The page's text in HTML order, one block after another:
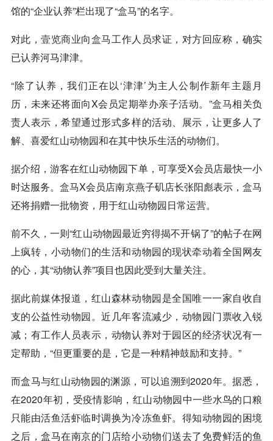
馆的“企业认养”栏出现了“盒马”的名字。
对此，壹览商业向盒马工作人员求证，对方回应称，确实
已认养河马津津。
“除了认养，我们正在以‘津津’为主人公制作新年主题月
历，未来还将面向X会员定期举办亲子活动。”盒马相关负
责人表示，希望通过形式多样的活动、展示，让更多人了
解、喜爱红山动物园和在其中快乐生活的动物们。
据介绍，游客在红山动物园下单，可享受X会员店最快一小
时达服务。盒马X会员店南京燕子矶店长张阳彪表示，盒马
还将捐赠一批物资，用于红山动物园日常运营。
前不久，一则“红山动物园最近穷得揭不开锅了”的帖子在网
上疯转，小动物们的生活和动物园的现状牵动着全国网友
的心，其“动物认养”项目也因此受到大量关注。
据此前媒体报道，红山森林动物园是全国唯一一家自收自
支的公益性动物园。近几年客流减少，动物园门票收入锐
减；有工作人员表示，动物认养对于园区的经济状况有一
定帮助，“但更重要的是，它是一种精神鼓励和支持。”
而盒马与红山动物园的渊源，可以追溯到2020年。据悉，
在2020年初，受疫情影响，红山动物园中一些水鸟的口粮
只能由活鱼活虾临时调换为冷冻鱼虾。得知动物园的困境
之后，盒马在南京的门店给小动物们送去了免费鲜活的鱼